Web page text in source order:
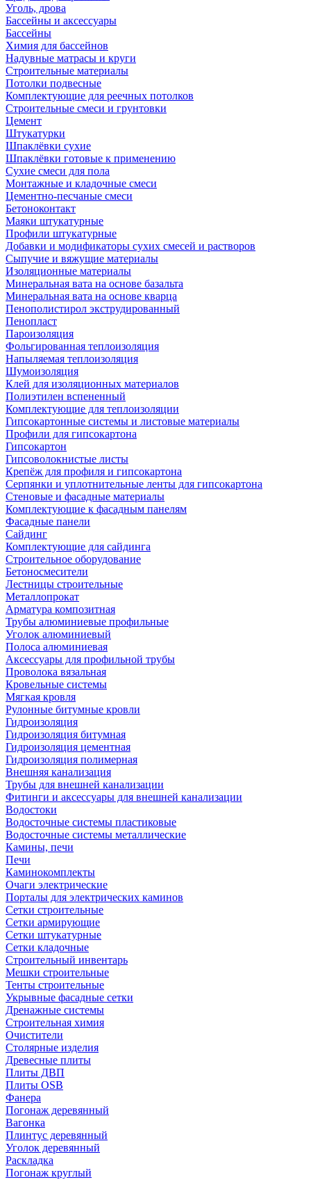
Уголь, дрова
Бассейны и аксессуары
Бассейны
Химия для бассейнов
Надувные матрасы и круги
Строительные материалы
Потолки подвесные
Комплектующие для реечных потолков
Строительные смеси и грунтовки
Цемент
Штукатурки
Шпаклёвки сухие
Шпаклёвки готовые к применению
Сухие смеси для пола
Монтажные и кладочные смеси
Цементно-песчаные смеси
Бетоноконтакт
Маяки штукатурные
Профили штукатурные
Добавки и модификаторы сухих смесей и растворов
Сыпучие и вяжущие материалы
Изоляционные материалы
Минеральная вата на основе базальта
Минеральная вата на основе кварца
Пенополистирол экструдированный
Пенопласт
Пароизоляция
Фольгированная теплоизоляция
Напыляемая теплоизоляция
Шумоизоляция
Клей для изоляционных материалов
Полиэтилен вспененный
Комплектующие для теплоизоляции
Гипсокартонные системы и листовые материалы
Профили для гипсокартона
Гипсокартон
Гипсоволокнистые листы
Крепёж для профиля и гипсокартона
Серпянки и уплотнительные ленты для гипсокартона
Стеновые и фасадные материалы
Комплектующие к фасадным панелям
Фасадные панели
Сайдинг
Комплектующие для сайдинга
Строительное оборудование
Бетоносмесители
Лестницы строительные
Металлопрокат
Арматура композитная
Трубы алюминиевые профильные
Уголок алюминиевый
Полоса алюминиевая
Аксессуары для профильной трубы
Проволока вязальная
Кровельные системы
Мягкая кровля
Рулонные битумные кровли
Гидроизоляция
Гидроизоляция битумная
Гидроизоляция цементная
Гидроизоляция полимерная
Внешняя канализация
Трубы для внешней канализации
Фитинги и аксессуары для внешней канализации
Водостоки
Водосточные системы пластиковые
Водосточные системы металлические
Камины, печи
Печи
Каминокомплекты
Очаги электрические
Порталы для электрических каминов
Сетки строительные
Сетки армирующие
Сетки штукатурные
Сетки кладочные
Строительный инвентарь
Мешки строительные
Тенты строительные
Укрывные фасадные сетки
Дренажные системы
Строительная химия
Очистители
Столярные изделия
Древесные плиты
Плиты ДВП
Плиты OSB
Фанера
Погонаж деревянный
Вагонка
Плинтус деревянный
Уголок деревянный
Раскладка
Погонаж круглый